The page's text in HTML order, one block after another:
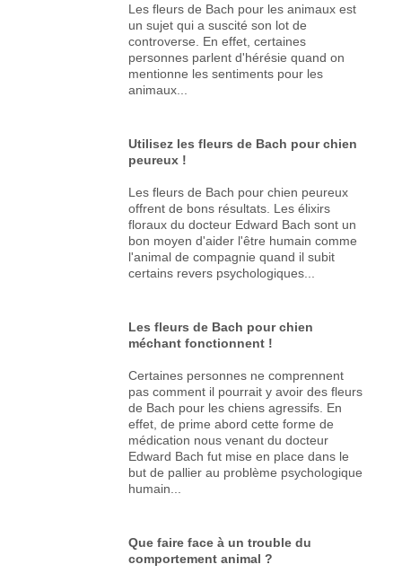
Les fleurs de Bach pour les animaux est
un sujet qui a suscité son lot de
controverse. En effet, certaines
personnes parlent d'hérésie quand on
mentionne les sentiments pour les
animaux...
Utilisez les fleurs de Bach pour chien
peureux !
Les fleurs de Bach pour chien peureux
offrent de bons résultats. Les élixirs
floraux du docteur Edward Bach sont un
bon moyen d'aider l'être humain comme
l'animal de compagnie quand il subit
certains revers psychologiques...
Les fleurs de Bach pour chien
méchant fonctionnent !
Certaines personnes ne comprennent
pas comment il pourrait y avoir des fleurs
de Bach pour les chiens agressifs. En
effet, de prime abord cette forme de
médication nous venant du docteur
Edward Bach fut mise en place dans le
but de pallier au problème psychologique
humain...
Que faire face à un trouble du
comportement animal ?